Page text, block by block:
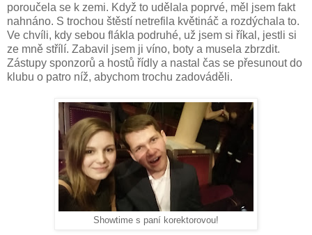
poroučela se k zemi. Když to udělala poprvé, měl jsem fakt
nahnáno. S trochou štěstí netrefila květináč a rozdýchala to.
Ve chvíli, kdy sebou flákla podruhé, už jsem si říkal, jestli si
ze mně střílí. Zabavil jsem ji víno, boty a musela zbrzdit.
Zástupy sponzorů a hostů řídly a nastal čas se přesunout do
klubu o patro níž, abychom trochu zadováděli.
Showtime s paní korektorovou!